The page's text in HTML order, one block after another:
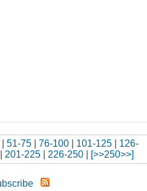
51-75 76-100 101-125
126-
201-225 226-250 [>>250>>]